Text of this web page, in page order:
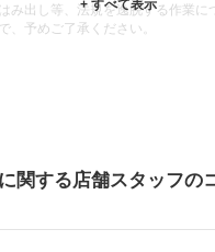
み出し等、法規を逸脱する作業に
、予めご了承ください。
関する店舗スタッフの